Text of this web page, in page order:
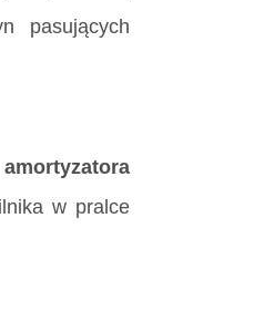
pasujących
w pralce